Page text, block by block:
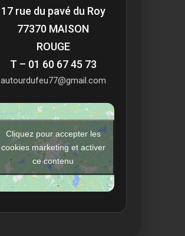
17 rue du pavé du Roy
77370 MAISON
ROUGE
T – 01 60 67 45 73
autourdufeu77@gmail.com
Cliquez pour accepter les
cookies marketing et activer
ce contenu